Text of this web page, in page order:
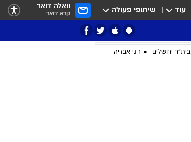
עוד שיתופי פעולה וואלה דואר
קרא דואר
בית"ר ירושלים דני אבדיה